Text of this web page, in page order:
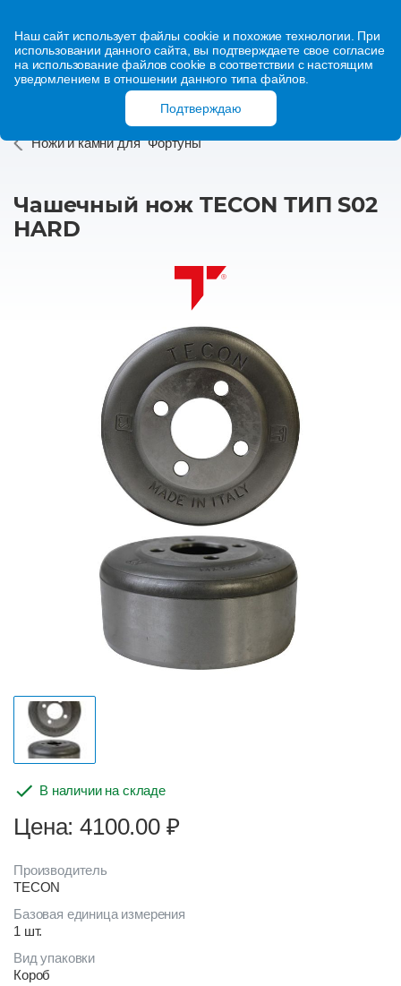
Наш сайт использует файлы cookie и похожие технологии. При
использовании данного сайта, вы подтверждаете свое согласие
на использование файлов cookie в соответствии с настоящим
уведомлением в отношении данного типа файлов.
Подтверждаю
Ножи и камни для "Фортуны"
Чашечный нож TECON ТИП S02
HARD
В наличии на складе
Цена: 4100.00 ₽
Производитель
TECON
Базовая единица измерения
1 шт.
Вид упаковки
Короб